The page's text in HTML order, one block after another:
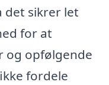
det sikrer let
for at
og opfølgende
fordele